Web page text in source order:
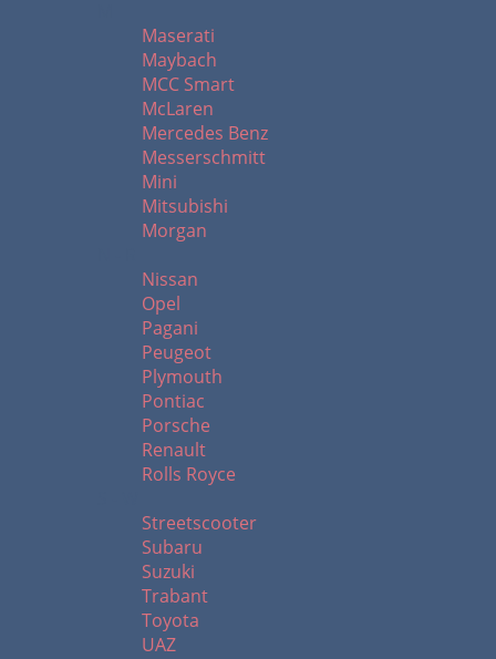
Maserati
Maybach
MCC Smart
McLaren
Mercedes Benz
Messerschmitt
Mini
Mitsubishi
Morgan
Nissan
Opel
Pagani
Peugeot
Plymouth
Pontiac
Porsche
Renault
Rolls Royce
Streetscooter
Subaru
Suzuki
Trabant
Toyota
UAZ